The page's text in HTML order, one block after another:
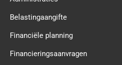
Belastingaangifte
Financiële planning
Financieringsaanvragen